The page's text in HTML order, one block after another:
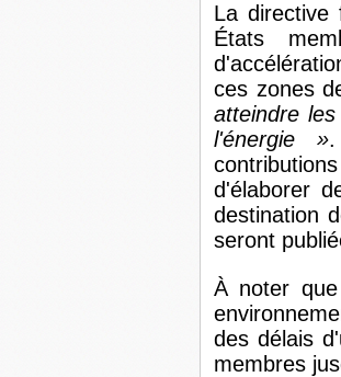
La directive
États
ces zones
atteindre
l'énergie ».
d'élaborer
destination
seront
À noter
des délais
membres